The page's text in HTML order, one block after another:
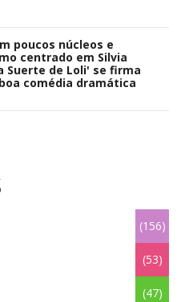
poucos núcleos e
centrado em Silvia
Suerte de Loli' se firma
comédia dramática
(156)
(53)
(47)